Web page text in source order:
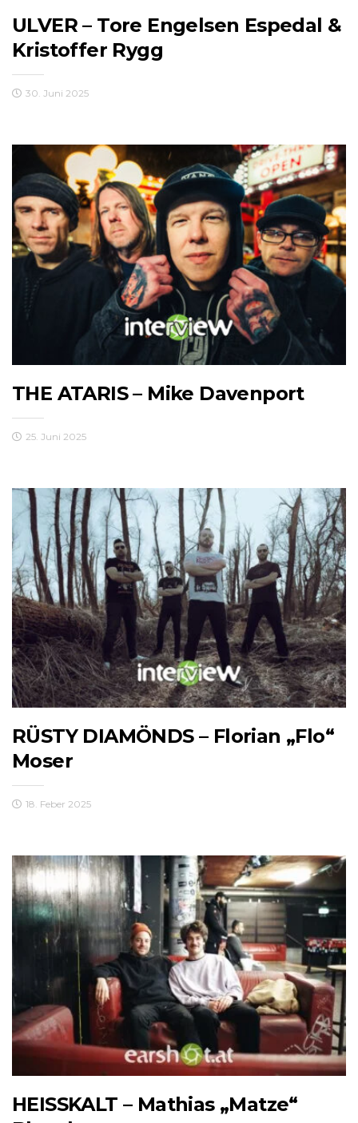
ULVER – Tore Engelsen Espedal &
Kristoffer Rygg
30. Juni 2025
THE ATARIS – Mike Davenport
25. Juni 2025
RÜSTY DIAMÖNDS – Florian „Flo“
Moser
18. Feber 2025
HEISSKALT – Mathias „Matze“